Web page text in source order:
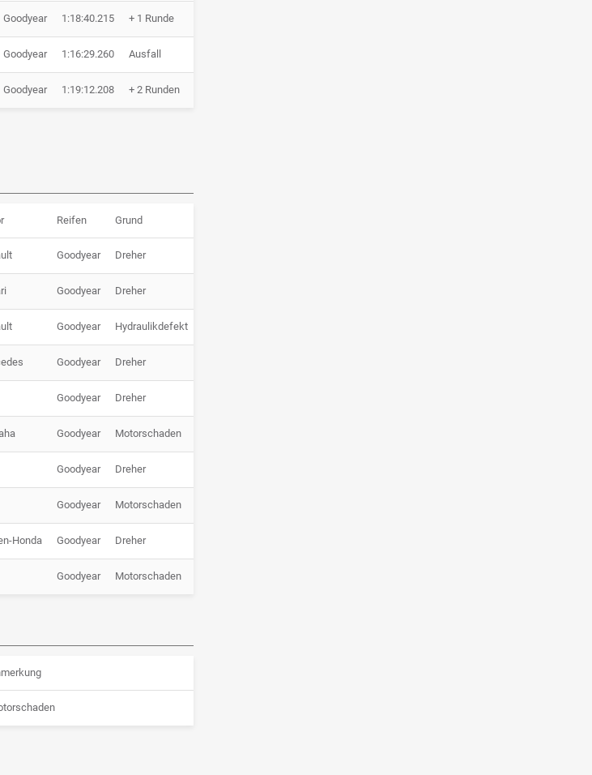
Goodyear 1:18:40.215 + 1 Runde
Goodyear 1:16:29.260 Ausfall
Goodyear 1:19:12.208 + 2 Runden
Reifen Grund
Goodyear Dreher
Goodyear Dreher
Goodyear Hydraulikdefekt
Goodyear Dreher
Goodyear Dreher
Goodyear Motorschaden
Goodyear Dreher
Goodyear Motorschaden
Honda Goodyear Dreher
Goodyear Motorschaden